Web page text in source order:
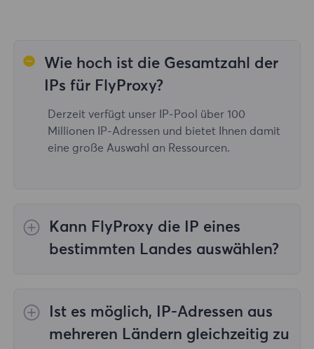
Wie hoch ist die Gesamtzahl der
IPs für FlyProxy?
Derzeit verfügt unser IP-Pool über 100
Millionen IP-Adressen und bietet Ihnen damit
eine große Auswahl an Ressourcen.
Kann FlyProxy die IP eines
bestimmten Landes auswählen?
Länder/Regionen weltweit; Unbegrenzte
Wohn-Proxys
unterstützt nicht die Auswahl
von Proxys für bestimmte Länder/Regionen;
Ist es möglich, IP-Adressen aus
mehreren Ländern gleichzeitig zu